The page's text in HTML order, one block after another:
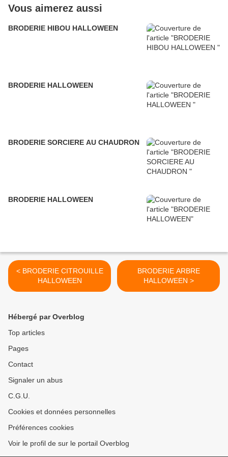
Vous aimerez aussi
BRODERIE HIBOU HALLOWEEN
BRODERIE HALLOWEEN
BRODERIE SORCIERE AU CHAUDRON
BRODERIE HALLOWEEN
< BRODERIE CITROUILLE
HALLOWEEN
BRODERIE ARBRE
HALLOWEEN >
Hébergé par Overblog
Top articles
Pages
Contact
Signaler un abus
C.G.U.
Cookies et données personnelles
Préférences cookies
Voir le profil de sur le portail Overblog